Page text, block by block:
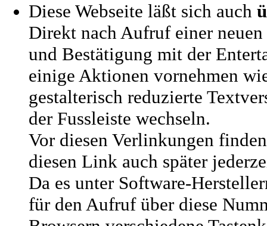
Diese Webseite läßt sich auch
Direkt nach Aufruf einer
und Bestätigung mit der
einige Aktionen vornehmen
gestalterisch reduzierte
der Fussleiste wechseln.
Vor diesen Verlinkungen
diesen Link auch später
Da es unter Software-
für den Aufruf über diese